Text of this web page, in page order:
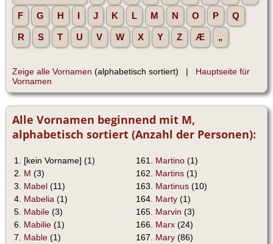
F G H J K L M N O P Q
R S T U V W X Y Z Æ „
Zeige alle Vornamen (alphabetisch sortiert) | Hauptseite für
Vornamen
Alle Vornamen beginnend mit M,
alphabetisch sortiert (Anzahl der Personen):
1. [kein Vorname] (1)
2. M (3)
3. Mabel (11)
4. Mabelia (1)
5. Mabile (3)
6. Mabilie (1)
7. Mable (1)
161. Martino (1)
162. Martins (1)
163. Martinus (10)
164. Marty (1)
165. Marvin (3)
166. Marx (24)
167. Mary (86)